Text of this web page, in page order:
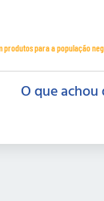
produtos para a população
O que achou